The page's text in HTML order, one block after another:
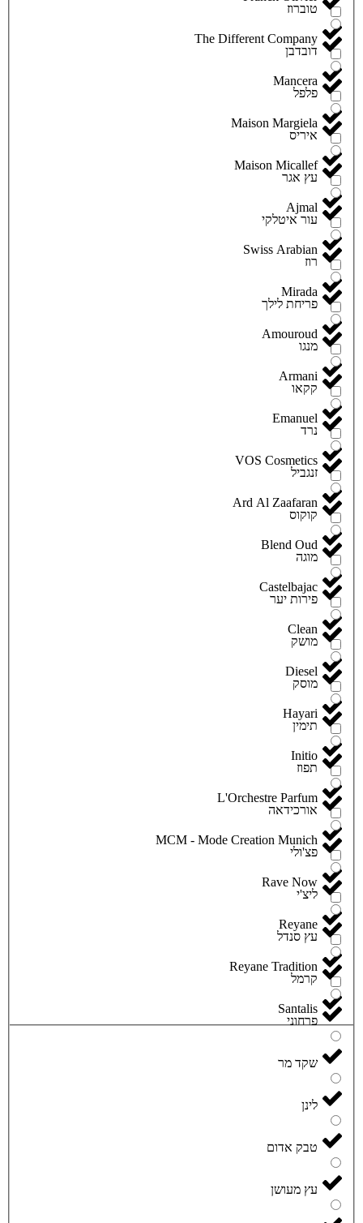
The Different Company
Mancera
Maison Margiela
Maison Micallef
Ajmal
Swiss Arabian
Mirada
Amouroud
Armani
Emanuel
VOS Cosmetics
Ard Al Zaafaran
Blend Oud
Castelbajac
Clean
Diesel
Hayari
Initio
L'Orchestre Parfum
MCM - Mode Creation Munich
Rave Now
Reyane
Reyane Tradition
Santalis
טוברוז
דובדבן
פלפל
איריס
עץ אגר
עור איטלקי
רוז
פריחת לילך
מנגו
קקאו
נרד
זנגביל
קוקוס
מוגה
פירות יער
מושק
מוסק
תימין
תפוז
אורכידאה
פצ'ולי
ליצ'י
עץ סנדל
קרמל
פרחוני
שקד מר
לינן
טבק אדום
עץ מעושן